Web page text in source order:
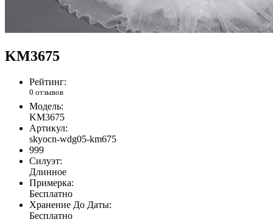
KM3675
Рейтинг:
0 отзывов
Модель:
KM3675
Артикул:
skyocn-wdg05-km675
999
Силуэт:
Длинное
Примерка:
Бесплатно
Хранение До Даты:
Бесплатно